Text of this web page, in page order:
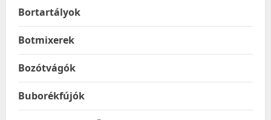
Bortartályok
Botmixerek
Bozótvágók
Buborékfújók